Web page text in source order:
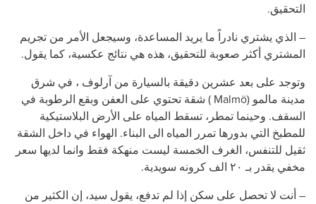
التحقيق.
– الذي يشتري نادراً ما يريد المساعدة، وسيجعل الأمر من تجريم
المشتري أكثر صعوبة للتحقيق، هذه هي نتائج عكسية، كما يقول.
وتوجد على بعد عشرين دقيقة بالسيارة من آرلوف ، في شرق
مدينة مالمو (Malmö ) شقة تحتوي على العفن وبقع الرطوبة في
السقف. وحينما تمطر، تسقط المياه على الأرض البلاستيكية
للمطبخ التي بدورها تمرر المياه الى البناء. الهواء في داخل الشقة
ثقيل للتنفس، الغرف الخمسة ليست منهكة فقط وانما لديها سعر
مخفي يقدر بـ ٢٠ الف كرونه سويدية.
– أنت لا تحصل على سكن إذا لم تدفع، يقول سيد، إن الكثير من